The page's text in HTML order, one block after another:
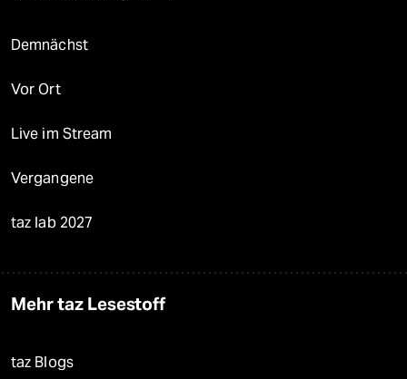
Demnächst
Vor Ort
Live im Stream
Vergangene
taz lab 2027
Mehr taz Lesestoff
taz Blogs